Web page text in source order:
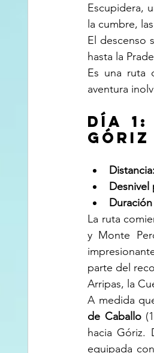
Escupidera,
la cumbre,
El descenso
hasta la
Es una ruta
aventura
Día
Góriz
Distancia:
Desnivel
La ruta
y Monte
parte del
Arripas, la
A medida
de Caballo
hacia Góriz.
equipada